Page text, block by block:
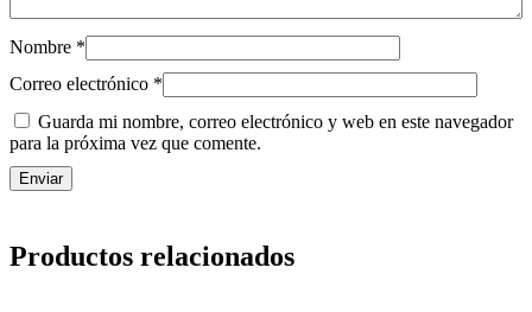
Nombre *
Correo electrónico *
Guarda mi nombre, correo electrónico y web en este navegador
para la próxima vez que comente.
Productos relacionados